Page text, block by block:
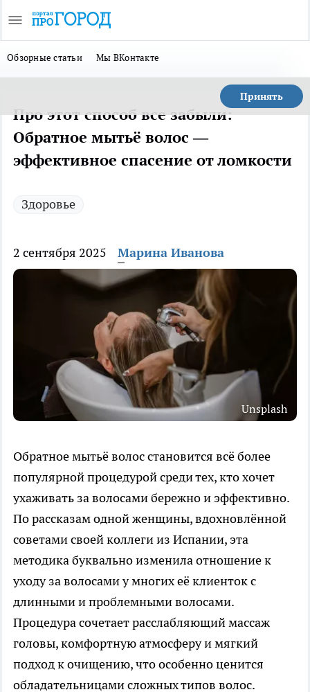
Обзорные статьи Мы ВКонтакте
Принять
Про этот способ все забыли:
Обратное мытьё волос —
эффективное спасение от ломкости
Здоровье
2 сентября 2025 Марина Иванова
Unsplash
Обратное мытьё волос становится всё более
популярной процедурой среди тех, кто хочет
ухаживать за волосами бережно и эффективно.
По рассказам одной женщины, вдохновлённой
советами своей коллеги из Испании, эта
методика буквально изменила отношение к
уходу за волосами у многих её клиенток с
длинными и проблемными волосами.
Процедура сочетает расслабляющий массаж
головы, комфортную атмосферу и мягкий
подход к очищению, что особенно ценится
обладательницами сложных типов волос.